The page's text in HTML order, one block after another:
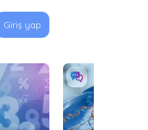
Giriş yap